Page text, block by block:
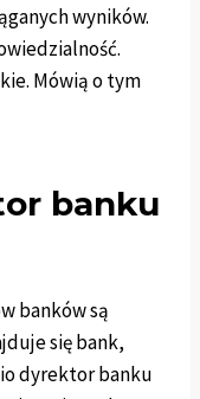
wyników.
Mówią o tym
banku
banków są
się bank,
dyrektor banku